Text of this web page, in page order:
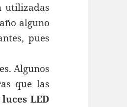
utilizadas
alguno
pues
Algunos
que las
luces LED